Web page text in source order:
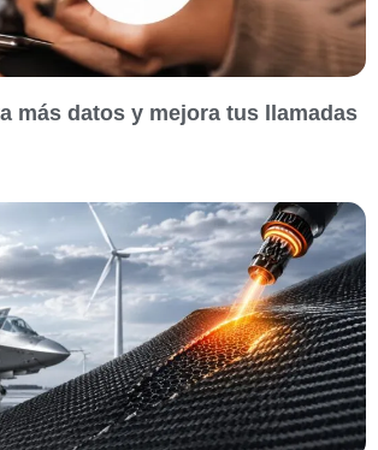
más datos y mejora tus llamadas